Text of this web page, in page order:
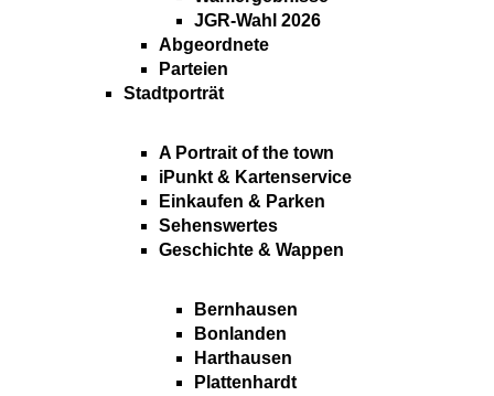
JGR-Wahl 2026
Abgeordnete
Parteien
Stadtporträt
A Portrait of the town
iPunkt & Kartenservice
Einkaufen & Parken
Sehenswertes
Geschichte & Wappen
Bernhausen
Bonlanden
Harthausen
Plattenhardt